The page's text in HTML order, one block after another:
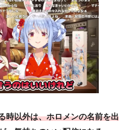
以外は、ホロメンの名前を出